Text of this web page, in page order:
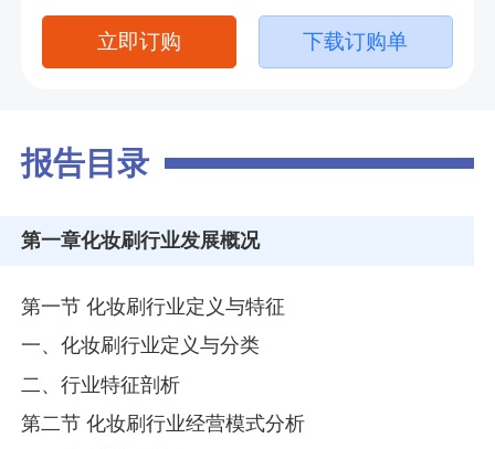
立即订购 下载订购单
报告目录
第一章化妆刷行业发展概况
第一节 化妆刷行业定义与特征
一、化妆刷行业定义与分类
二、行业特征剖析
第二节 化妆刷行业经营模式分析